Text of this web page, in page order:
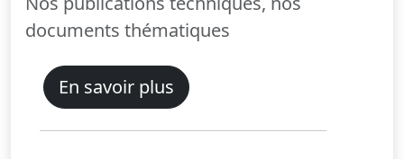
documents thématiques
En savoir plus